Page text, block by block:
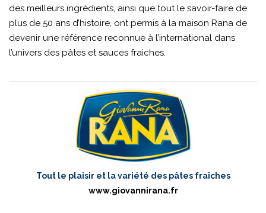
des meilleurs ingrédients, ainsi que tout le savoir-faire de
plus de 50 ans d’histoire, ont permis à la maison Rana de
devenir une référence reconnue à l’international dans
l’univers des pâtes et sauces fraiches.
Tout le plaisir et la variété des pâtes fraîches
www.giovannirana.fr